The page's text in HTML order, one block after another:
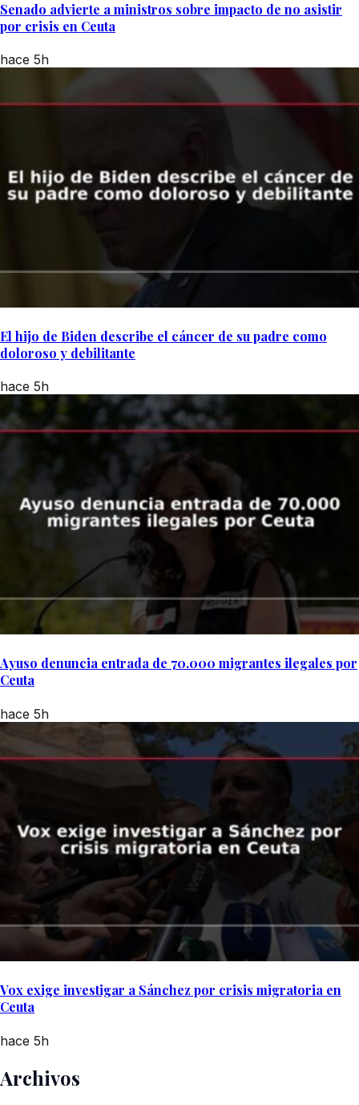
Senado advierte a ministros sobre impacto de no asistir
por crisis en Ceuta
hace 5h
El hijo de Biden describe el cáncer de su padre como
doloroso y debilitante
hace 5h
Ayuso denuncia entrada de 70.000 migrantes ilegales por
Ceuta
hace 5h
Vox exige investigar a Sánchez por crisis migratoria en
Ceuta
hace 5h
Archivos